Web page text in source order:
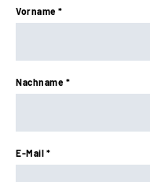
Vorname *
Nachname *
E-Mail *